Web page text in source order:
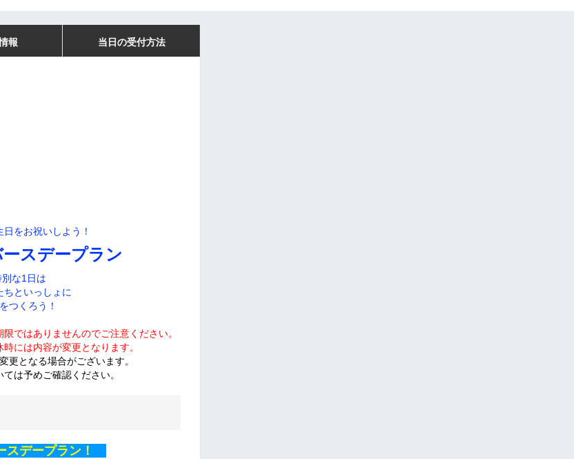
報 当日の受付方法
をお祝いしよう！
スデープラン
な1日は
ちといっしょに
つくろう！
限ではありませんのでご注意ください。
には内容が変更となります。
更となる場合がございます。
は予めご確認ください。
スデープラン！